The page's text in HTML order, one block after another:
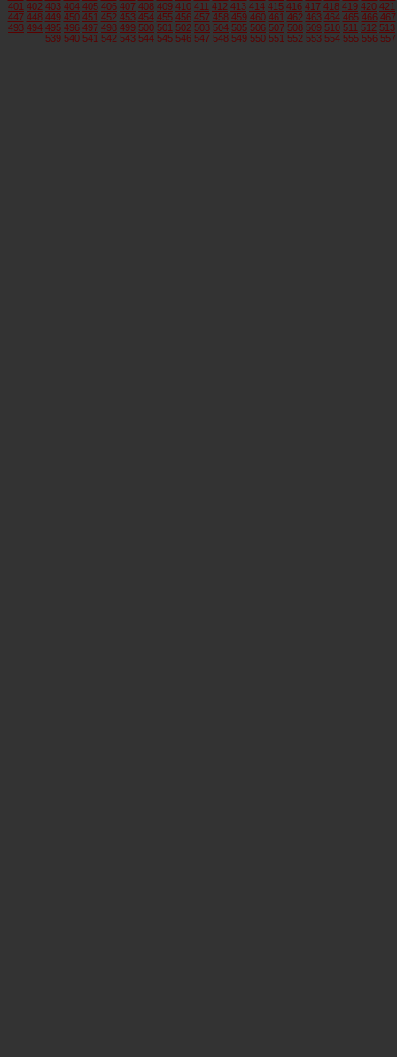
401 402 403 404 405 406 407 408 409 410 411 412 413 414 415 416 417 418 419 420 421
447 448 449 450 451 452 453 454 455 456 457 458 459 460 461 462 463 464 465 466 467
493 494 495 496 497 498 499 500 501 502 503 504 505 506 507 508 509 510 511 512 513
539 540 541 542 543 544 545 546 547 548 549 550 551 552 553 554 555 556 557